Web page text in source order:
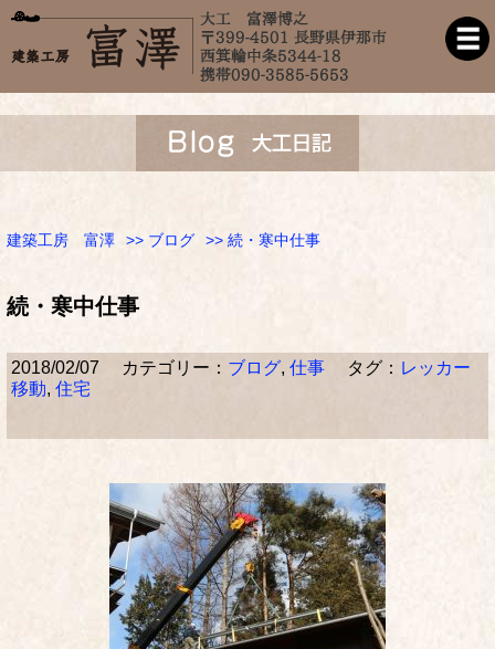
建築工房 富澤 >> ブログ >> 続・寒中仕事
続・寒中仕事
2018/02/07 カテゴリー： ブログ, 仕事 タグ： レッカー
移動, 住宅